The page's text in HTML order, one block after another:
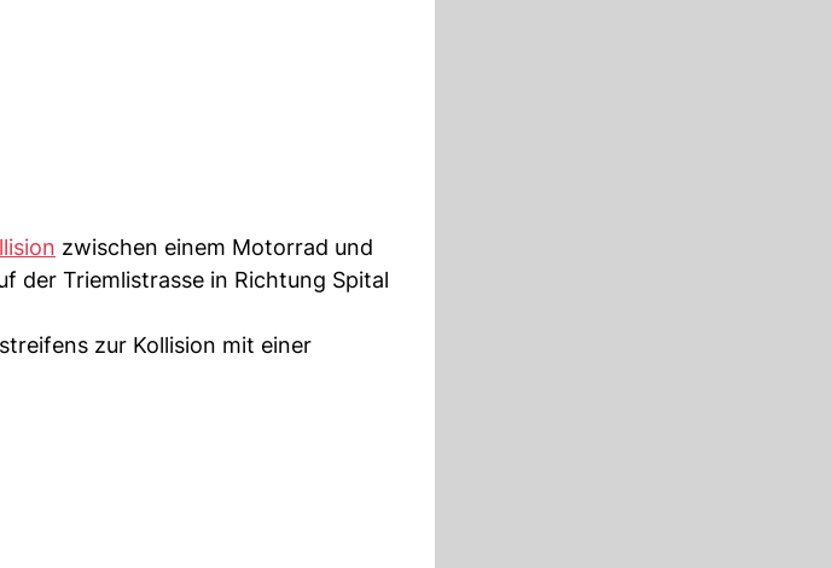
zwischen einem Motorrad und
der Triemlistrasse in Richtung Spital
zur Kollision mit einer